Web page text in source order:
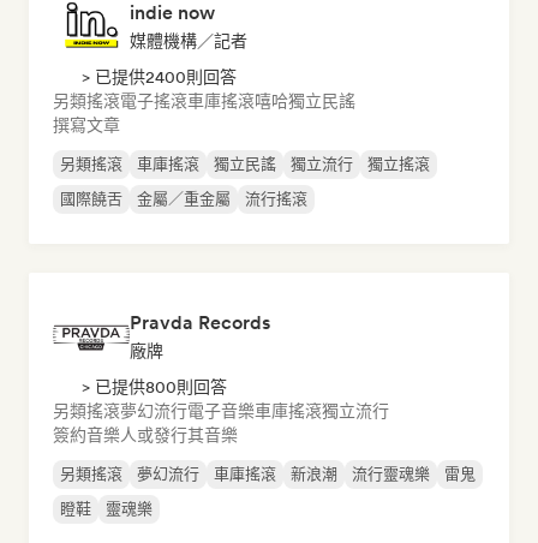
indie now
媒體機構／記者
> 已提供2400則回答
另類搖滾電子搖滾車庫搖滾嘻哈獨立民謠
撰寫文章
另類搖滾 車庫搖滾 獨立民謠 獨立流行
獨立搖滾
國際饒舌
金屬／重金屬 流行搖滾
Pravda Records
廠牌
> 已提供800則回答
另類搖滾夢幻流行電子音樂車庫搖滾獨立流行
簽約音樂人或發行其音樂
另類搖滾 夢幻流行 車庫搖滾 新浪潮 流行靈魂樂
雷鬼
瞪鞋
靈魂樂